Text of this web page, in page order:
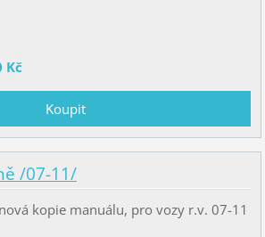
Kč
/07-11/
nová kopie manuálu, pro vozy r.v. 07-11